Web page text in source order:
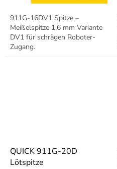
911G-16DV1 Spitze –
Meißelspitze 1,6 mm Variante
DV1 für schrägen Roboter-
Zugang.
QUICK 911G-20D
Lötspitze